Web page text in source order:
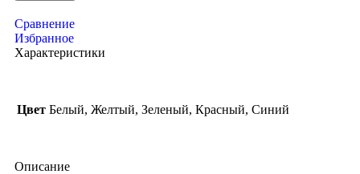
Сравнение
Избранное
Характеристики
Цвет Белый, Желтый, Зеленый, Красный, Синий
Описание